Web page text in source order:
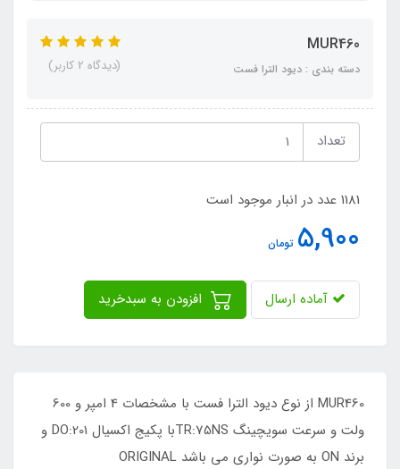
MUR460
دسته بندی : دیود الترا فست (دیدگاه 2 کاربر)
تعداد
1181 عدد در انبار موجود است
5,900 تومان
آماده ارسال
MUR460 از نوع دیود الترا فست با مشخصات 4 امپر و 600
ولت و سرعت سویچینگ TR:75NSبا پکیج اکسیال DO:201 و
برند ON به صورت نواری می باشد ORIGINAL